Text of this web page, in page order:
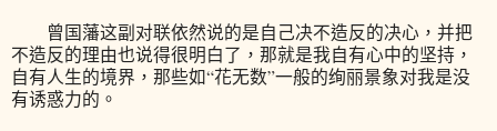
曾国藩这副对联依然说的是自己决不造反的决心，并把
不造反的理由也说得很明白了，那就是我自有心中的坚持，
自有人生的境界，那些如“花无数”一般的绚丽景象对我是没
有诱惑力的。